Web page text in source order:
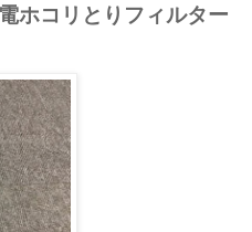
ホコリとりフィルター